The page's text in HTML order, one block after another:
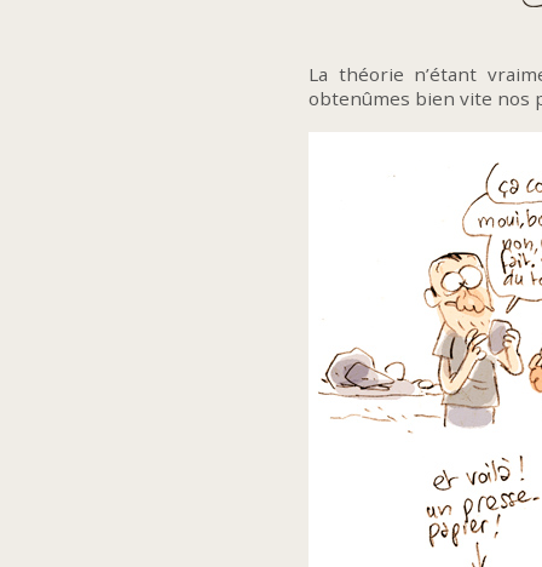
La théorie n’étant
obtenûmes bien vite nos